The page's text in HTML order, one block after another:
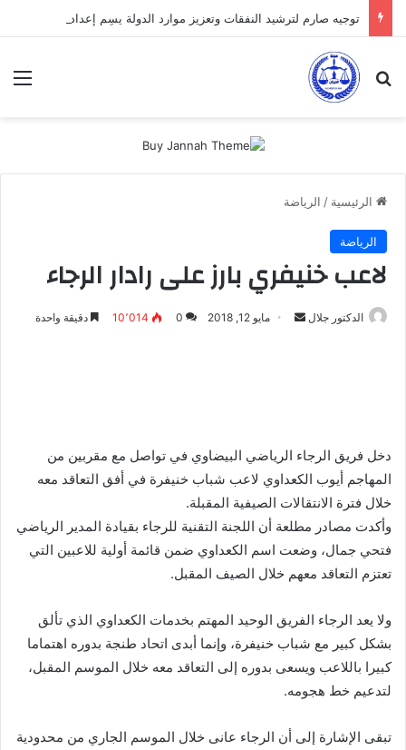
بحث عن
الرئيسية / الرياضة
الرياضة
لاعب خنيفري بارز على رادار الرجاء
الدكتور جلال
أرسل مايو 12, 2018 0 10٬014 دقيقة واحدة
دخل فريق الرجاء الرياضي البيضاوي في تواصل مع مقربين من
المهاجم أيوب الكعداوي لاعب شباب خنيفرة في أفق التعاقد معه
خلال فترة الانتقالات الصيفية المقبلة.
وأكدت مصادر مطلعة أن اللجنة التقنية للرجاء بقيادة المدير الرياضي
فتحي جمال، وضعت اسم الكعداوي ضمن قائمة أولية للاعبين التي
تعتزم التعاقد معهم خلال الصيف المقبل.
ولا يعد الرجاء الفريق الوحيد المهتم بخدمات الكعداوي الذي تألق
بشكل كبير مع شباب خنيفرة، وإنما أبدى اتحاد طنجة بدوره اهتماما
كبيرا باللاعب ويسعى بدوره إلى التعاقد معه خلال الموسم المقبل،
لتدعيم خط هجومه.
تبقى الإشارة إلى أن الرجاء عانى خلال الموسم الجاري من محدودية